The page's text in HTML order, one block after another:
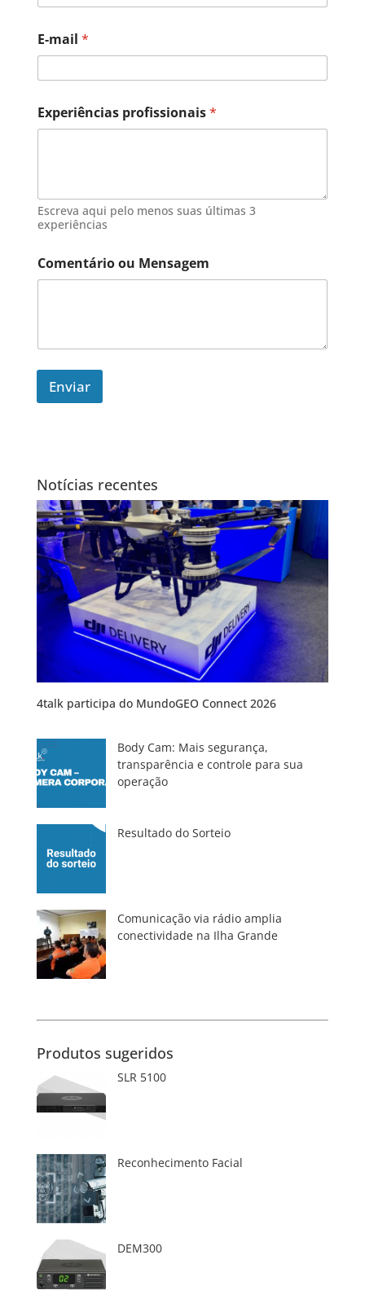
e
l
e
f
n
i
l
E-mail *
Experiências profissionais*
Escreva aqui pelo menos suas últimas 3
experiências
Comentário ou Mensagem
Enviar
Notícias recentes
4talk participa do MundoGEO Connect 2026
Body Cam: Mais segurança,
transparência e controle para sua
operação
Resultado do Sorteio
Comunicação via rádio amplia
conectividade na Ilha Grande
Produtos sugeridos
SLR 5100
Reconhecimento Facial
DEM300